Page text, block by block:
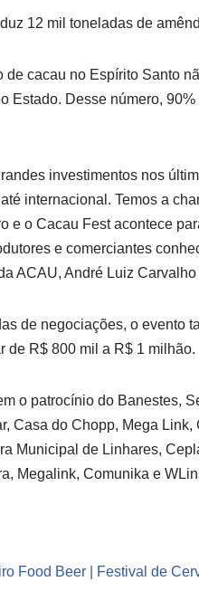
12 mil toneladas de
de cacau no Espírito Santo
Estado. Desse número,
investimentos nos
internacional. Temos a
e o Cacau Fest acontece
e comerciantes
ACAU, André Luiz
de negociações, o evento
de R$ 800 mil a R$ 1 milhão.
o patrocínio do Banestes,
Casa do Chopp, Mega
Municipal de Linhares,
Megalink, Comunika e
Food Beer | Festival de